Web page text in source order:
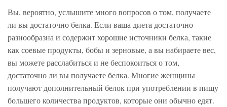
Вы, вероятно, услышите много вопросов о том, получаете
ли вы достаточно белка. Если ваша диета достаточно
разнообразна и содержит хорошие источники белка, такие
как соевые продукты, бобы и зерновые, а вы набираете вес,
вы можете расслабиться и не беспокоиться о том,
достаточно ли вы получаете белка. Многие женщины
получают дополнительный белок при употреблении в пищу
большего количества продуктов, которые они обычно едят.